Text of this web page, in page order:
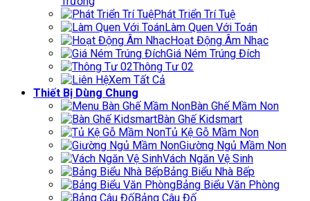
Phát Triển Trí Tuệ
Làm Quen Với Toán
Hoạt Động Âm Nhạc
Giá Ném Trúng Đích
Thông Tư 02
Xem Tất Cả
Thiết Bị Dùng Chung
Bàn Ghế Mầm Non
Bàn Ghế Kidsmart
Tủ Kệ Gỗ Mầm Non
Giường Ngủ Mầm Non
Vách Ngăn Vệ Sinh
Bảng Biểu Nhà Bếp
Bảng Biểu Văn Phòng
Bảng Câu Đố